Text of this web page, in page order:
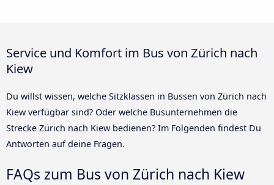
Service und Komfort im Bus von Zürich nach
Kiew
Du willst wissen, welche Sitzklassen in Bussen von Zürich nach
Kiew verfügbar sind? Oder welche Busunternehmen die
Strecke Zürich nach Kiew bedienen? Im Folgenden findest Du
Antworten auf deine Fragen.
FAQs zum Bus von Zürich nach Kiew